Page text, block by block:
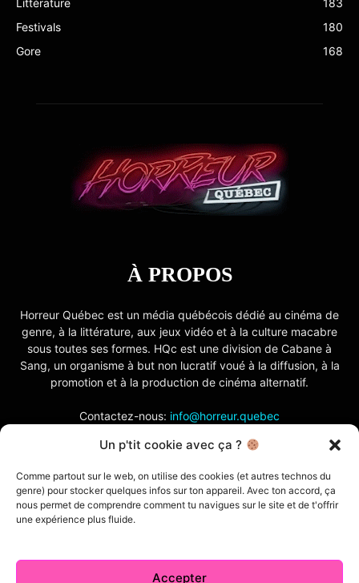
Un p'tit cookie avec ça ?
Comme partout sur le web, on utilise des cookies (et autres technos du
genre) pour stocker quelques infos sur ton appareil. Avec ton accord, ça
nous permet de comprendre comment tu navigues sur le site et de t'offrir
une expérience plus fluide.
Accepter
Littérature
183
Festivals
180
Gore
168
À PROPOS
Horreur Québec est un média québécois dédié au cinéma de
genre, à la littérature, aux jeux vidéo et à la culture macabre
sous toutes ses formes. HQc est une division de Cabane à
Sang, un organisme à but non lucratif voué à la diffusion, à la
promotion et à la production de cinéma alternatif.
Contactez-nous: info@horreur.quebec
SUIVEZ NOUS